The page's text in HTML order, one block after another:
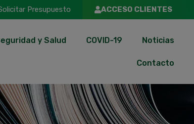
Presupuesto ACCESO CLIENTES
y Salud COVID-19 Noticias
Contacto